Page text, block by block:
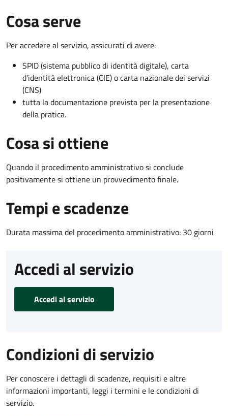
Cosa serve
Per accedere al servizio, assicurati di avere:
SPID (sistema pubblico di identità digitale), carta
d’identità elettronica (CIE) o carta nazionale dei servizi
(CNS)
tutta la documentazione prevista per la presentazione
della pratica.
Cosa si ottiene
Quando il procedimento amministrativo si conclude
positivamente si ottiene un provvedimento finale.
Tempi e scadenze
Durata massima del procedimento amministrativo: 30 giorni
Accedi al servizio
Accedi al servizio
Condizioni di servizio
Per conoscere i dettagli di scadenze, requisiti e altre
informazioni importanti, leggi i termini e le condizioni di
servizio.